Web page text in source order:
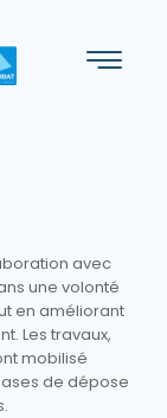
avec
une volonté
en améliorant
Les travaux,
mobilisé
de dépose